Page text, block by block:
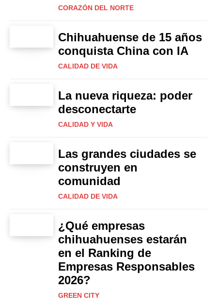
CORAZÓN DEL NORTE
Chihuahuense de 15 años
conquista China con IA
CALIDAD DE VIDA
La nueva riqueza: poder
desconectarte
CALIDAD Y VIDA
Las grandes ciudades se
construyen en
comunidad
CALIDAD DE VIDA
¿Qué empresas
chihuahuenses estarán
en el Ranking de
Empresas Responsables
2026?
GREEN CITY